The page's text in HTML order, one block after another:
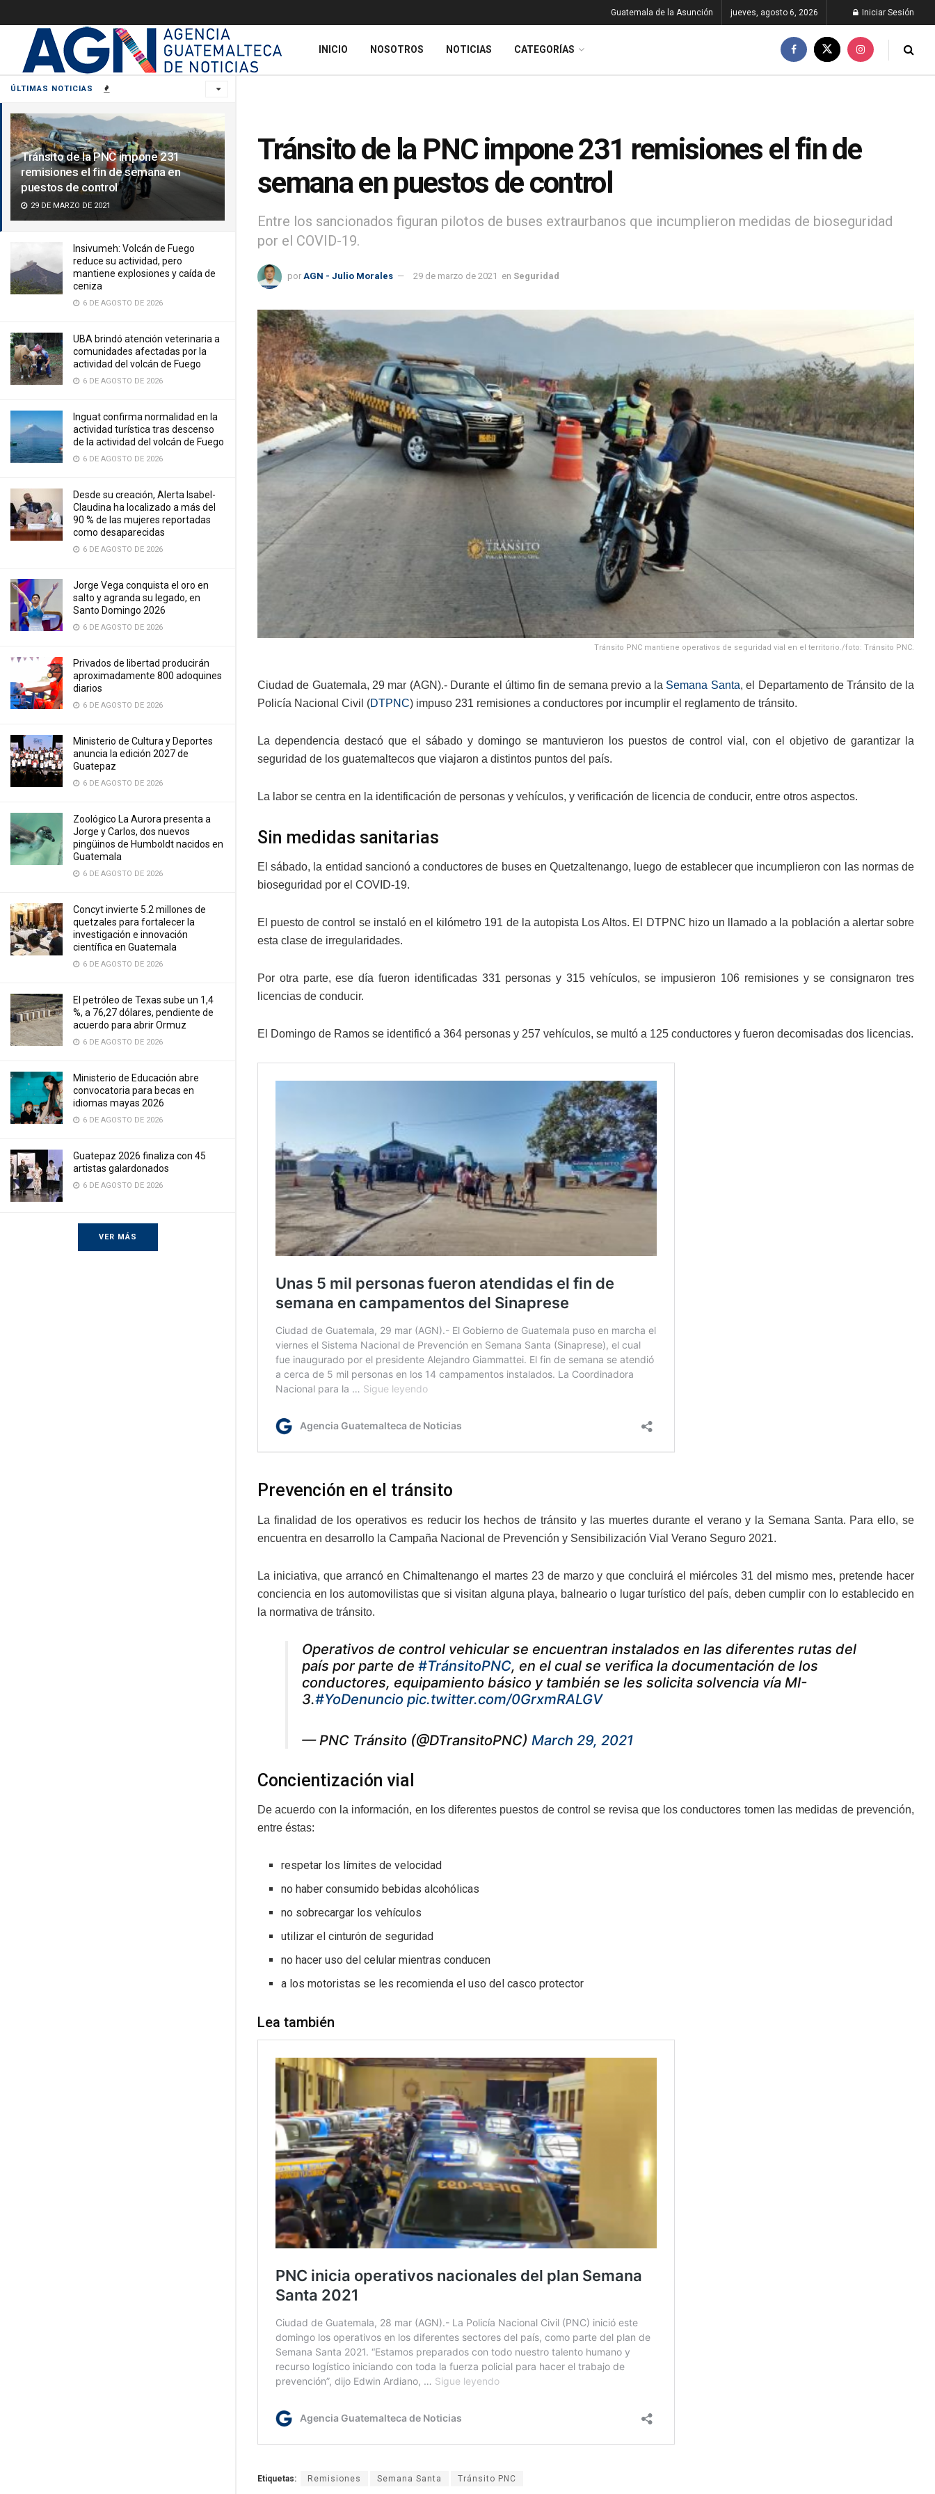
ÚLTIMAS NOTICIAS
Tránsito de la PNC impone 231
remisiones el fin de semana en
puestos de control
29 DE MARZO DE 2021
Insivumeh: Volcán de Fuego
reduce su actividad, pero
mantiene explosiones y caída de
ceniza
6 DE AGOSTO DE 2026
UBA brindó atención veterinaria a
comunidades afectadas por la
actividad del volcán de Fuego
6 DE AGOSTO DE 2026
Inguat confirma normalidad en la
actividad turística tras descenso
de la actividad del volcán de Fuego
6 DE AGOSTO DE 2026
Desde su creación, Alerta Isabel-
Claudina ha localizado a más del
90 % de las mujeres reportadas
como desaparecidas
6 DE AGOSTO DE 2026
Jorge Vega conquista el oro en
salto y agranda su legado, en
Santo Domingo 2026
6 DE AGOSTO DE 2026
Privados de libertad producirán
aproximadamente 800 adoquines
diarios
6 DE AGOSTO DE 2026
Ministerio de Cultura y Deportes
anuncia la edición 2027 de
Guatepaz
6 DE AGOSTO DE 2026
Zoológico La Aurora presenta a
Jorge y Carlos, dos nuevos
pingüinos de Humboldt nacidos en
Guatemala
6 DE AGOSTO DE 2026
Concyt invierte 5.2 millones de
quetzales para fortalecer la
investigación e innovación
científica en Guatemala
6 DE AGOSTO DE 2026
El petróleo de Texas sube un 1,4
%, a 76,27 dólares, pendiente de
acuerdo para abrir Ormuz
6 DE AGOSTO DE 2026
Ministerio de Educación abre
convocatoria para becas en
idiomas mayas 2026
6 DE AGOSTO DE 2026
Guatepaz 2026 finaliza con 45
artistas galardonados
6 DE AGOSTO DE 2026
VER MÁS
Guatemala de la Asunción jueves, agosto 6, 2026 Iniciar Sesión
INICIO NOSOTROS NOTICIAS CATEGORÍAS
Tránsito de la PNC impone 231 remisiones el fin de
semana en puestos de control
Entre los sancionados figuran pilotos de buses extraurbanos que incumplieron medidas de bioseguridad
por el COVID-19.
por AGN - Julio Morales 29 de marzo de 2021 en Seguridad
Tránsito PNC mantiene operativos de seguridad vial en el territorio./foto: Tránsito PNC.
Ciudad de Guatemala, 29 mar (AGN).- Durante el último fin de semana previo a la Semana Santa, el Departamento de Tránsito de la
Policía Nacional Civil (DTPNC) impuso 231 remisiones a conductores por incumplir el reglamento de tránsito.
La dependencia destacó que el sábado y domingo se mantuvieron los puestos de control vial, con el objetivo de garantizar la
seguridad de los guatemaltecos que viajaron a distintos puntos del país.
La labor se centra en la identificación de personas y vehículos, y verificación de licencia de conducir, entre otros aspectos.
Sin medidas sanitarias
El sábado, la entidad sancionó a conductores de buses en Quetzaltenango, luego de establecer que incumplieron con las normas de
bioseguridad por el COVID-19.
El puesto de control se instaló en el kilómetro 191 de la autopista Los Altos. El DTPNC hizo un llamado a la población a alertar sobre
esta clase de irregularidades.
Por otra parte, ese día fueron identificadas 331 personas y 315 vehículos, se impusieron 106 remisiones y se consignaron tres
licencias de conducir.
El Domingo de Ramos se identificó a 364 personas y 257 vehículos, se multó a 125 conductores y fueron decomisadas dos licencias.
Prevención en el tránsito
La finalidad de los operativos es reducir los hechos de tránsito y las muertes durante el verano y la Semana Santa. Para ello, se
encuentra en desarrollo la Campaña Nacional de Prevención y Sensibilización Vial Verano Seguro 2021.
La iniciativa, que arrancó en Chimaltenango el martes 23 de marzo y que concluirá el miércoles 31 del mismo mes, pretende hacer
conciencia en los automovilistas que si visitan alguna playa, balneario o lugar turístico del país, deben cumplir con lo establecido en
la normativa de tránsito.
Operativos de control vehicular se encuentran instalados en las diferentes rutas del
país por parte de #TránsitoPNC, en el cual se verifica la documentación de los
conductores, equipamiento básico y también se les solicita solvencia vía MI-
3.#YoDenuncio pic.twitter.com/0GrxmRALGV
— PNC Tránsito (@DTransitoPNC) March 29, 2021
Concientización vial
De acuerdo con la información, en los diferentes puestos de control se revisa que los conductores tomen las medidas de prevención,
entre éstas:
respetar los límites de velocidad
no haber consumido bebidas alcohólicas
no sobrecargar los vehículos
utilizar el cinturón de seguridad
no hacer uso del celular mientras conducen
a los motoristas se les recomienda el uso del casco protector
Lea también
Etiquetas: Remisiones Semana Santa Tránsito PNC